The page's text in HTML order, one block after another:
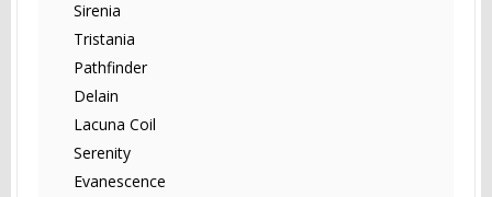
Sirenia
Tristania
Pathfinder
Delain
Lacuna Coil
Serenity
Evanescence